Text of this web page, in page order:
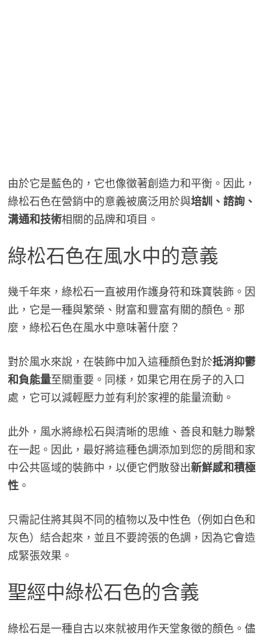
由於它是藍色的，它也像徵著創造力和平衡。因此，
綠松石色在營銷中的意義被廣泛用於與培訓、諮詢、
溝通和技術相關的品牌和項目。
綠松石色在風水中的意義
幾千年來，綠松石一直被用作護身符和珠寶裝飾。因
此，它是一種與繁榮、財富和豐富有關的顏色。那
麼，綠松石色在風水中意味著什麼？
對於風水來說，在裝飾中加入這種顏色對於抵消抑鬱
和負能量至關重要。同樣，如果它用在房子的入口
處，它可以減輕壓力並有利於家裡的能量流動。
此外，風水將綠松石與清晰的思維、善良和魅力聯繫
在一起。因此，最好將這種色調添加到您的房間和家
中公共區域的裝飾中，以便它們散發出新鮮感和積極
性。
只需記住將其與不同的植物以及中性色（例如白色和
灰色）結合起來，並且不要誇張的色調，因為它會造
成緊張效果。
聖經中綠松石色的含義
綠松石是一種自古以來就被用作天堂象徵的顏色。儘